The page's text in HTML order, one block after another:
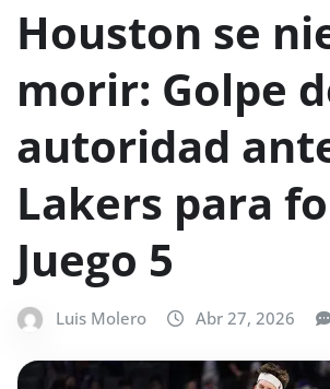
Houston se
morir: Golpe
autoridad
Lakers para
Juego 5
Luis Molero Abr 27, 2026